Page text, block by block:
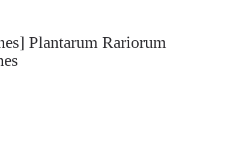
Plantarum Rariorum